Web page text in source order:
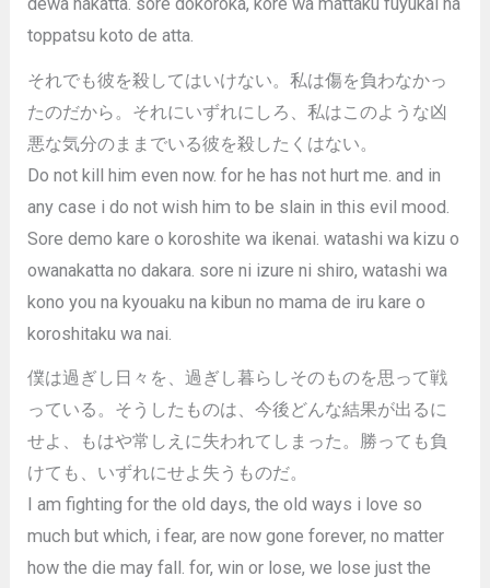
toppatsu koto de atta.
それでも彼を殺してはいけない。私は傷を負わなかっ
たのだから。それにいずれにしろ、私はこのような凶
悪な気分のままでいる彼を殺したくはない。
Do not kill him even now. for he has not hurt me. and in
any case i do not wish him to be slain in this evil mood.
Sore demo kare o koroshite wa ikenai. watashi wa kizu o
owanakatta no dakara. sore ni izure ni shiro, watashi wa
kono you na kyouaku na kibun no mama de iru kare o
koroshitaku wa nai.
僕は過ぎし日々を、過ぎし暮らしそのものを思って戦
っている。そうしたものは、今後どんな結果が出るに
せよ、もはや常しえに失われてしまった。勝っても負
けても、いずれにせよ失うものだ。
I am fighting for the old days, the old ways i love so
much but which, i fear, are now gone forever, no matter
how the die may fall. for, win or lose, we lose just the